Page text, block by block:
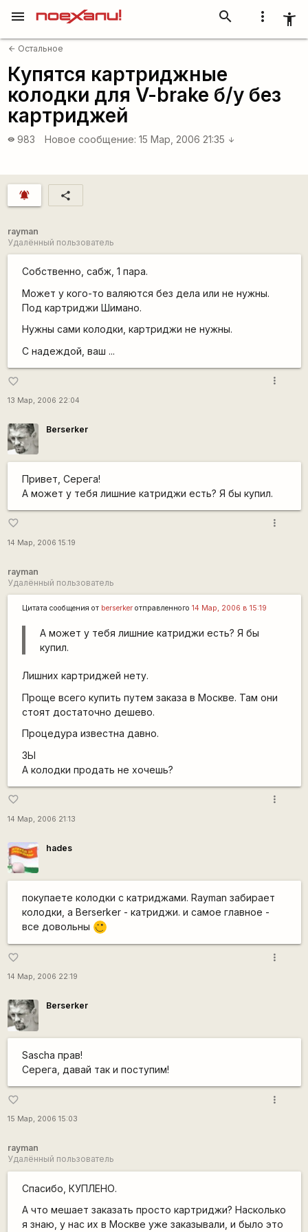
more_vert accessibility_new
search
menu
arrow_back Остальное
Купятся картриджные
колодки для V-brake б/у без
картриджей
visibility 983 Новое сообщение: 15 Мар, 2006 21:35 arrow_downward
notifications_active share
rayman
Удалённый пользователь
Собственно, сабж, 1 пара.
Может у кого-то валяются без дела или не нужны.
Под картриджи Шимано.
Нужны сами колодки, картриджи не нужны.
С надеждой, ваш ...
favorite_border
13 Мар, 2006 22:04
more_vert
Berserker
Привет, Серега!
А может у тебя лишние катриджи есть? Я бы купил.
favorite_border
14 Мар, 2006 15:19
more_vert
rayman
Удалённый пользователь
Цитата сообщения от berserkerотправленного 14 Мар, 2006 в 15:19
А может у тебя лишние катриджи есть? Я бы
купил.
Лишних картриджей нету.
Проще всего купить путем заказа в Москве. Там они
стоят достаточно дешево.
Процедура известна давно.
ЗЫ
А колодки продать не хочешь?
favorite_border
14 Мар, 2006 21:13
more_vert
hades
покупаете колодки с катриджами. Rayman забирает
колодки, а Berserker - катриджи. и самое главное -
все довольны
;)
favorite_border
14 Мар, 2006 22:19
more_vert
Berserker
Sascha прав!
Серега, давай так и поступим!
favorite_border
15 Мар, 2006 15:03
more_vert
rayman
Удалённый пользователь
Спасибо, КУПЛЕНО.
А что мешает заказать просто картриджи? Насколько
я знаю, у нас их в Москве уже заказывали, и было это